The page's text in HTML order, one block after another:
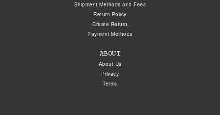
Shipment Methods and Fees
Return Policy
Create Return
Payment Methods
ABOUT
About Us
Privacy
Terms